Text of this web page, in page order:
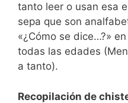
tanto leer o usan esa
sepa que son
«¿Cómo se dice…?»
todas las edades
a tanto).
Recopilación de